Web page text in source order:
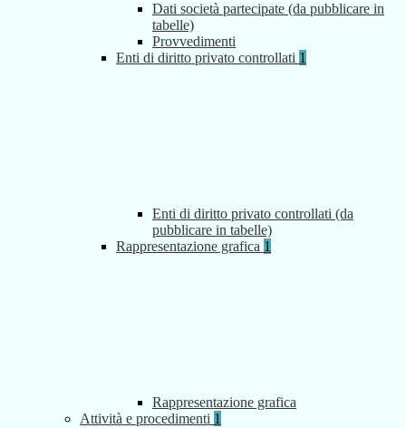
Dati società partecipate (da pubblicare in
tabelle)
Provvedimenti
Enti di diritto privato controllati 1
Enti di diritto privato controllati (da
pubblicare in tabelle)
Rappresentazione grafica 1
Rappresentazione grafica
Attività e procedimenti 1